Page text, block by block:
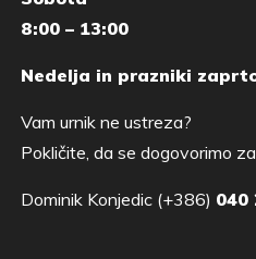
8:00 – 13:00
Nedelja in prazniki
Vam urnik ne ustreza?
Pokličite, da se dogovorimo
Dominik Konjedic (+386) 040